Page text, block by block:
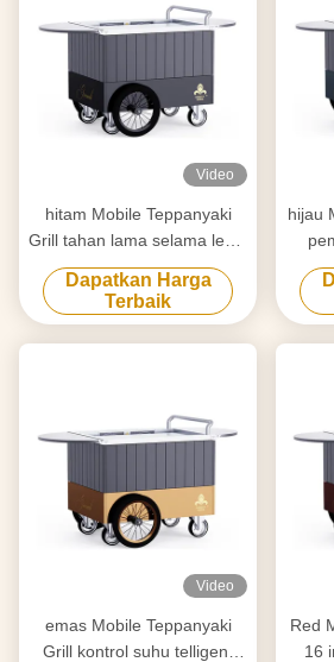
Video
hitam Mobile Teppanyaki
Grill tahan lama selama lebih
dari 20 tahun papan kelas
makanan Hibachi Grill Table
Dapatkan Harga
Terbaik
hijau
Video
emas Mobile Teppanyaki
Grill kontrol suhu telligent
Red
16